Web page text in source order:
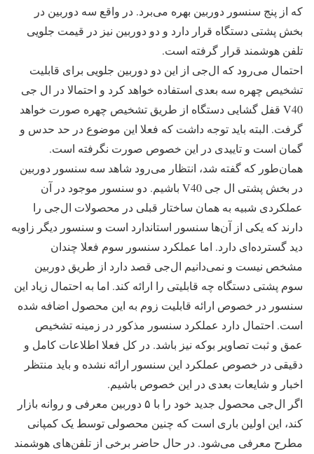
که از پنج سنسور دوربین بهره می‌برد. در واقع سه دوربین در
بخش پشتی دستگاه قرار دارد و دو دوربین نیز در قیمت جلویی
تلفن هوشمند قرار گرفته است.
احتمال می‌رود که ال‌جی از این دو دوربین جلویی برای قابلیت
تشخیص چهره سه بعدی استفاده خواهد کرد و احتمالا در ال جی
V40 قفل گشایی دستگاه از طریق تشخیص چهره صورت خواهد
گرفت. البته باید توجه داشت که فعلا این موضوع در حد حدس و
گمان است و تاییدی در این خصوص صورت نگرفته است.
همان‌طور که گفته شد، انتظار می‌رود شاهد سه سنسور دوربین
در بخش پشتی ال جی V40 باشیم. دو سنسور موجود در آن
عملکردی شبیه به همان ساختار قبلی در محصولات ال‌جی را
دارند که یکی از آن‌ها سنسور استاندارد است و سنسور دیگر زاویه
دید گسترده‌ای دارد. اما عملکرد سنسور سوم فعلا چندان
مشخص نیست و نمی‌دانیم ال‌جی قصد دارد از طریق دوربین
سوم پشتی دستگاه چه قابلیتی را ارائه کند. اما به احتمال زیاد این
سنسور در خصوص ارائه قابلیت زوم به این محصول اضافه شده
است. احتمال دارد عملکرد سنسور مذکور در زمینه تشخیص
عمق و ثبت تصاویر بوکه نیز باشد. در کل فعلا اطلاعات کامل و
دقیقی در خصوص عملکرد این سنسور ارائه نشده و باید منتظر
اخبار و شایعات بعدی در این خصوص باشیم.
اگر ال‌جی محصول جدید خود را با ۵ دوربین معرفی و روانه بازار
کند، این اولین باری است که چنین محصولی توسط یک کمپانی
مطرح معرفی می‌شود. در حال حاضر برخی از تلفن‌های هوشمند